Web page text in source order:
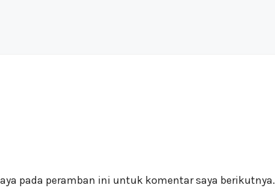
pada peramban ini untuk komentar saya berikutnya.